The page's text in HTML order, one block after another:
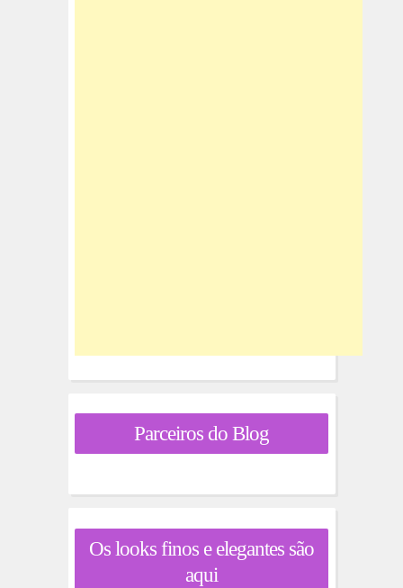
Parceiros do Blog
Os looks finos e elegantes são
aqui